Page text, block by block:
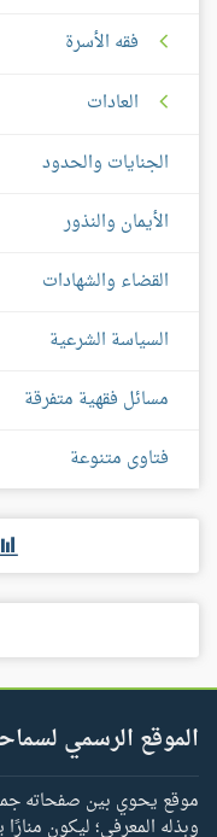
فقه الأسرة
العادات
الجنايات والحدود
الأيمان والنذور
القضاء والشهادات
السياسة الشرعية
مسائل فقهية متفرقة
فتاوى متنوعة
الموقع الرسمي
موقع يحوي بين صفحاته
وبذله المعرفي؛ ليكون